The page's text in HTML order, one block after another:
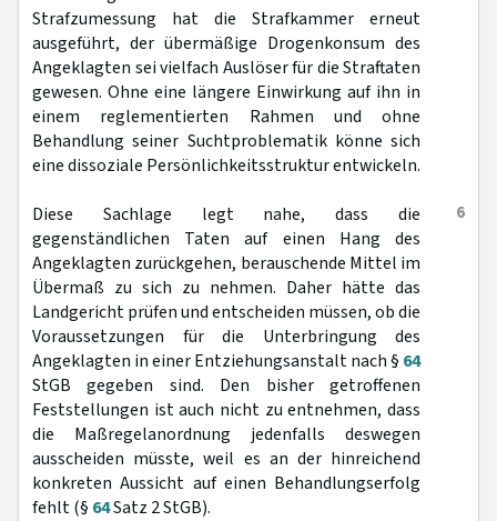
Strafzumessung hat die Strafkammer erneut
ausgeführt, der übermäßige Drogenkonsum des
Angeklagten sei vielfach Auslöser für die Straftaten
gewesen. Ohne eine längere Einwirkung auf ihn in
einem reglementierten Rahmen und ohne
Behandlung seiner Suchtproblematik könne sich
eine dissoziale Persönlichkeitsstruktur entwickeln.
6
Diese Sachlage legt nahe, dass die
gegenständlichen Taten auf einen Hang des
Angeklagten zurückgehen, berauschende Mittel im
Übermaß zu sich zu nehmen. Daher hätte das
Landgericht prüfen und entscheiden müssen, ob die
Voraussetzungen für die Unterbringung des
Angeklagten in einer Entziehungsanstalt nach § 64
StGB gegeben sind. Den bisher getroffenen
Feststellungen ist auch nicht zu entnehmen, dass
die Maßregelanordnung jedenfalls deswegen
ausscheiden müsste, weil es an der hinreichend
konkreten Aussicht auf einen Behandlungserfolg
fehlt (§ 64Satz 2 StGB).